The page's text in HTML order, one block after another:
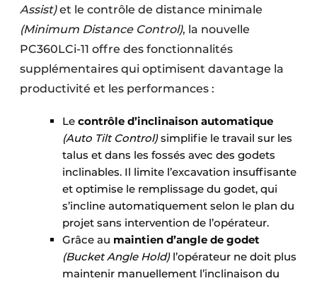
Assist)et le contrôle de distance minimale
(Minimum Distance Control), la nouvelle
PC360LCi-11 offre des fonctionnalités
supplémentaires qui optimisent davantage la
productivité et les performances :
Le contrôle d’inclinaison automatique
(Auto Tilt Control)simplifie le travail sur les
talus et dans les fossés avec des godets
inclinables. Il limite l’excavation insuffisante
et optimise le remplissage du godet, qui
s’incline automatiquement selon le plan du
projet sans intervention de l’opérateur.
Grâce au maintien d’angle de godet
(Bucket Angle Hold)l’opérateur ne doit plus
maintenir manuellement l’inclinaison du